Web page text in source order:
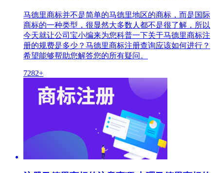
马德里商标并不是简单的马德里地区的商标，而是国际
商标的一种类型，很显然大多数人都不是很了解，所以
今天就让公司宝小编来为您科普一下关于马德里商标注
册的规费是多少？马德里商标注册查询应该如何进行？
希望能够帮助您解答您的所有疑问。
7282+